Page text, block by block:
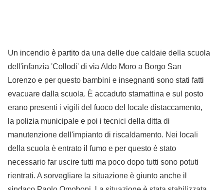
Un incendio è partito da una delle due caldaie della scuola
dell'infanzia 'Collodi' di via Aldo Moro a Borgo San
Lorenzo e per questo bambini e insegnanti sono stati fatti
evacuare dalla scuola. È accaduto stamattina e sul posto
erano presenti i vigili del fuoco del locale distaccamento,
la polizia municipale e poi i tecnici della ditta di
manutenzione dell'impianto di riscaldamento. Nei locali
della scuola è entrato il fumo e per questo è stato
necessario far uscire tutti ma poco dopo tutti sono potuti
rientrati. A sorvegliare la situazione è giunto anche il